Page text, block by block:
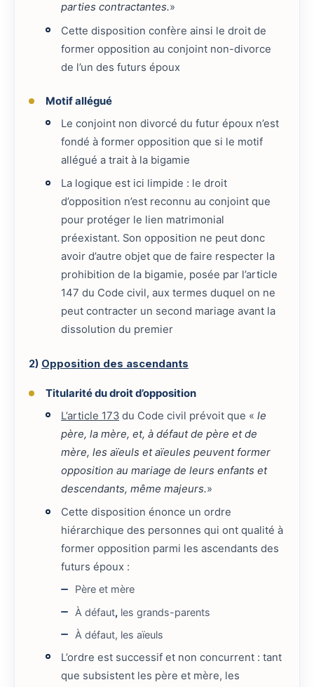
parties contractantes.»
Cette disposition confère ainsi le droit de
former opposition au conjoint non-divorce
de l’un des futurs époux
Motif allégué
Le conjoint non divorcé du futur époux n’est
fondé à former opposition que si le motif
allégué a trait à la bigamie
La logique est ici limpide : le droit
d’opposition n’est reconnu au conjoint que
pour protéger le lien matrimonial
préexistant. Son opposition ne peut donc
avoir d’autre objet que de faire respecter la
prohibition de la bigamie, posée par l’article
147 du Code civil, aux termes duquel on ne
peut contracter un second mariage avant la
dissolution du premier
2) Opposition des ascendants
Titularité du droit d’opposition
L’article 173 du Code civil prévoit que «le
père, la mère, et, à défaut de père et de
mère, les aïeuls et aïeules peuvent former
opposition au mariage de leurs enfants et
descendants, même majeurs.»
Cette disposition énonce un ordre
hiérarchique des personnes qui ont qualité à
former opposition parmi les ascendants des
futurs époux :
Père et mère
À défaut, les grands-parents
À défaut, les aïeuls
L’ordre est successif et non concurrent : tant
que subsistent les père et mère, les